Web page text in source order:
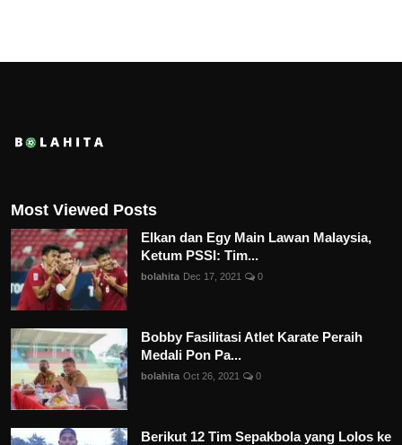
Most Viewed Posts
Elkan dan Egy Main Lawan Malaysia,
Ketum PSSI: Tim...
bolahita Dec 17, 2021 0
Bobby Fasilitasi Atlet Karate Peraih
Medali Pon Pa...
bolahita Oct 26, 2021 0
Berikut 12 Tim Sepakbola yang Lolos ke